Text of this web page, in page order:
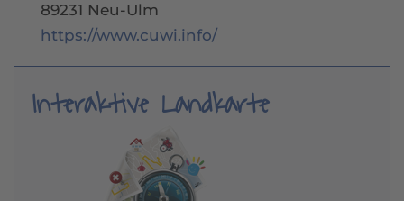
89231 Neu-Ulm
https://www.cuwi.info/
Interaktive Landkarte